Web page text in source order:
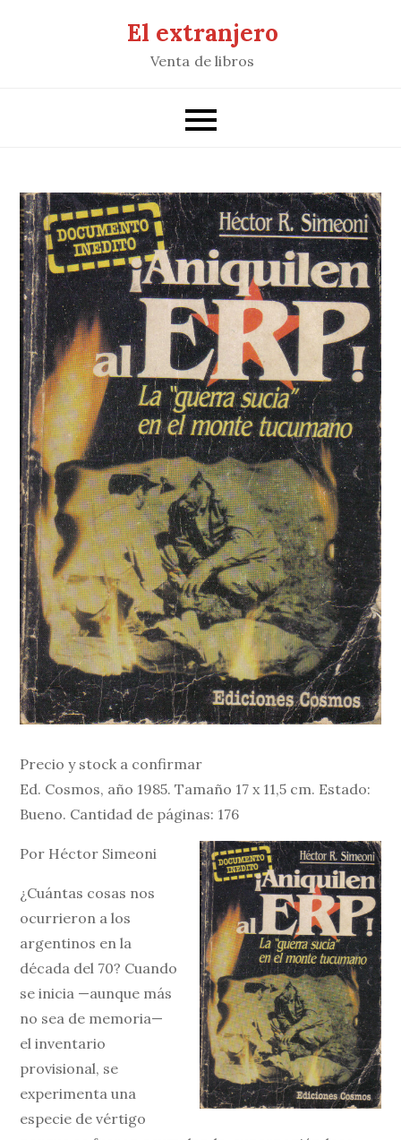
El extranjero
Venta de libros
Precio y stock a confirmar
Ed. Cosmos, año 1985. Tamaño 17 x 11,5 cm. Estado:
Bueno. Cantidad de páginas: 176
Por Héctor Simeoni
¿Cuántas cosas nos
ocurrieron a los
argentinos en la
década del 70? Cuando
se inicia —aunque más
no sea de memoria—
el inventario
provisional, se
experimenta una
especie de vértigo